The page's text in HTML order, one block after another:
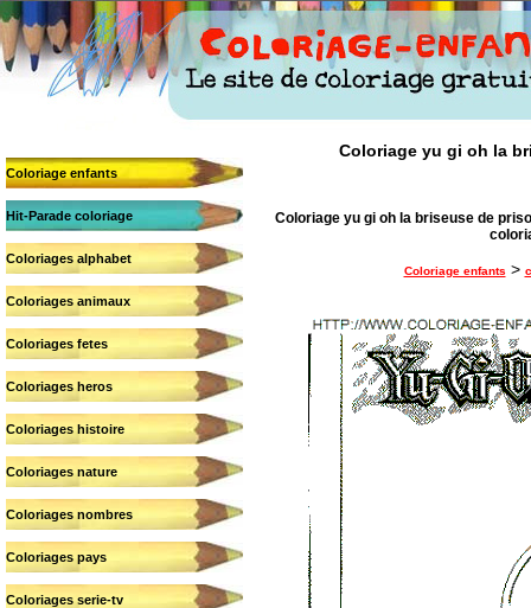
Coloriage enfants
Hit-Parade coloriage
Coloriages alphabet
Coloriages animaux
Coloriages fetes
Coloriages heros
Coloriages histoire
Coloriages nature
Coloriages nombres
Coloriages pays
Coloriages serie-tv
Coloriage yu gi oh la
Coloriage yu gi oh la briseuse de
Coloriage enfants >